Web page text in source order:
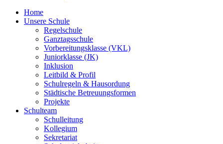
Home
Unsere Schule
Regelschule
Ganztagsschule
Vorbereitungsklasse (VKL)
Juniorklasse (JK)
Inklusion
Leitbild & Profil
Schulregeln & Hausordung
Städtische Betreuungsformen
Projekte
Schulteam
Schulleitung
Kollegium
Sekretariat